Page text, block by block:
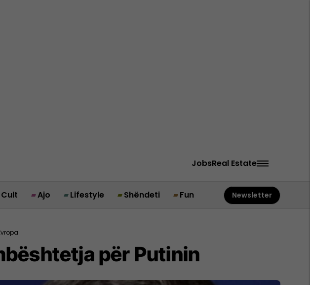
JobsReal Estate
Cult Ajo Lifestyle Shëndeti Fun Newsletter
për Putinin